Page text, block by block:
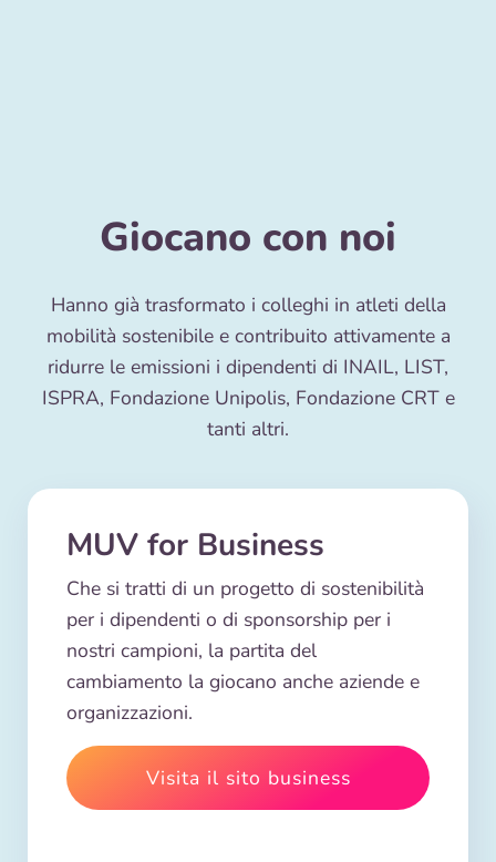
Giocano con noi
Hanno già trasformato i colleghi in atleti della
mobilità sostenibile e contribuito attivamente a
ridurre le emissioni i dipendenti di INAIL, LIST,
ISPRA, Fondazione Unipolis, Fondazione CRT e
tanti altri.
MUV for Business
Che si tratti di un progetto di sostenibilità
per i dipendenti o di sponsorship per i
nostri campioni, la partita del
cambiamento la giocano anche aziende e
organizzazioni.
Visita il sito business